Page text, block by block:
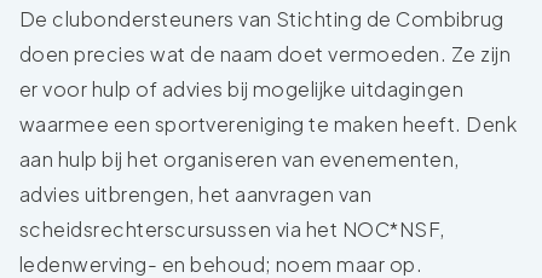
De clubondersteuners van Stichting de Combibrug
doen precies wat de naam doet vermoeden. Ze zijn
er voor hulp of advies bij mogelijke uitdagingen
waarmee een sportvereniging te maken heeft. Denk
aan hulp bij het organiseren van evenementen,
advies uitbrengen, het aanvragen van
scheidsrechterscursussen via het NOC*NSF,
ledenwerving- en behoud; noem maar op.